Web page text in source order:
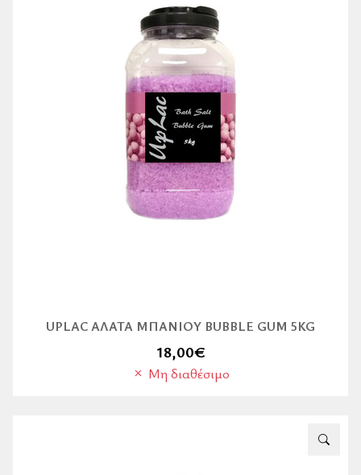
UPLAC ΆΛΑΤΑ ΜΠΆΝΙΟΥ BUBBLE GUM 5KG
18,00€
Μη διαθέσιμο